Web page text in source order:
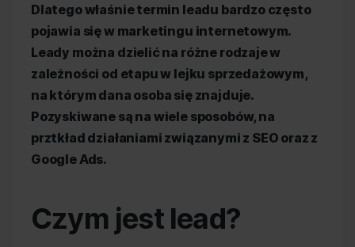
Dlatego właśnie termin leadu bardzo często
pojawia się w marketingu internetowym.
Leady można dzielić na różne rodzaje w
zależności od etapu w lejku sprzedażowym,
na którym dana osoba się znajduje.
Pozyskiwane są na wiele sposobów, na
prztkład działaniami związanymi z SEO oraz z
Google Ads.
Czym jest lead?